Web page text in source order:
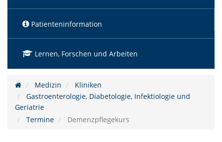
Patienteninformation
Lernen, Forschen und Arbeiten
Medizin
Kliniken
Gastroenterologie, Diabetologie, Infektiologie und
Geriatrie
Termine
Demenzpflegekurs